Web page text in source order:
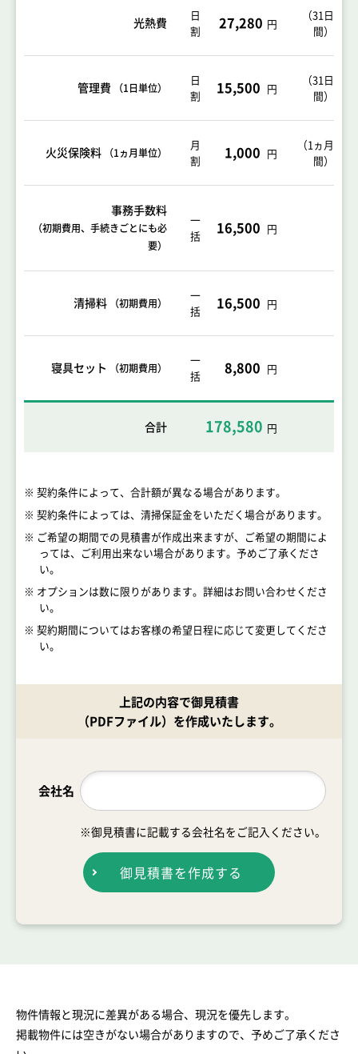
光熱費
日
割
27,280 円
（31日
間）
管理費 （1日単位）
日
割
15,500 円
（31日
間）
火災保険料 （1ヵ月単位）
月
割
1,000 円
（1ヵ月
間）
事務手数料
（初期費用、手続きごとにも必
要）
一
括
16,500 円
清掃料 （初期費用）
一
括
16,500 円
寝具セット （初期費用）
一
括
8,800 円
合計 178,580 円
※ 契約条件によって、合計額が異なる場合があります。
※ 契約条件によっては、清掃保証金をいただく場合があります。
※ ご希望の期間での見積書が作成出来ますが、ご希望の期間によ
っては、ご利用出来ない場合があります。予めご了承くださ
い。
※ オプションは数に限りがあります。詳細はお問い合わせくださ
い。
※ 契約期間についてはお客様の希望日程に応じて変更してくださ
い。
上記の内容で御見積書
（PDFファイル）を作成いたします。
会社名
※御見積書に記載する会社名をご記入ください。
御見積書を作成する
物件情報と現況に差異がある場合、現況を優先します。
掲載物件には空きがない場合がありますので、予めご了承くださ